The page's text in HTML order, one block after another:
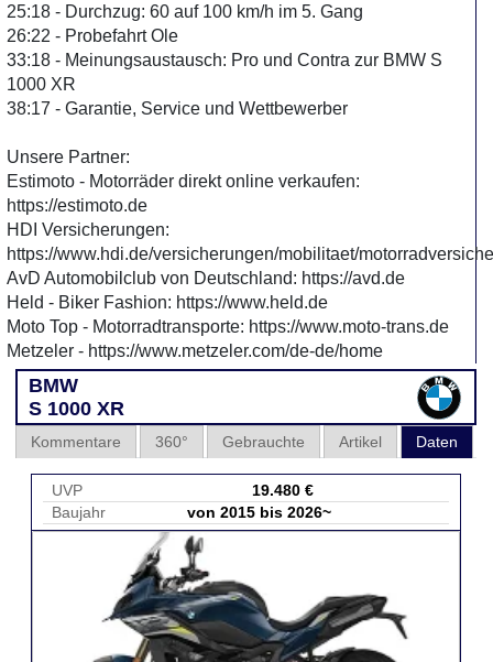
25:18 - Durchzug: 60 auf 100 km/h im 5. Gang
26:22 - Probefahrt Ole
33:18 - Meinungsaustausch: Pro und Contra zur BMW S
1000 XR
38:17 - Garantie, Service und Wettbewerber
Unsere Partner:
Estimoto - Motorräder direkt online verkaufen:
https://estimoto.de
HDI Versicherungen:
https://www.hdi.de/versicherungen/mobilitaet/
AvD Automobilclub von Deutschland: https://avd.de
Held - Biker Fashion: https://www.held.de
Moto Top - Motorradtransporte: https://www.moto-trans.de
Metzeler - https://www.metzeler.com/de-de/home
BMW
S 1000 XR
Daten
Artikel
Gebrauchte
360°
Kommentare
UVP
19.480 €
Baujahr
von 2015 bis 2026~